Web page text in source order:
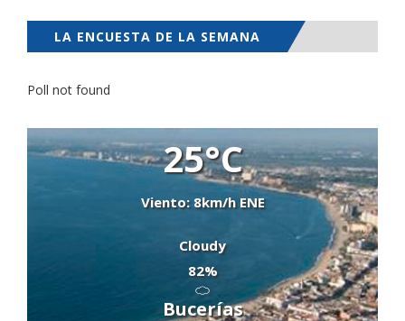
LA ENCUESTA DE LA SEMANA
Poll not found
25°C
Viento: 8km/h ENE
Cloudy
82%
Bucerías